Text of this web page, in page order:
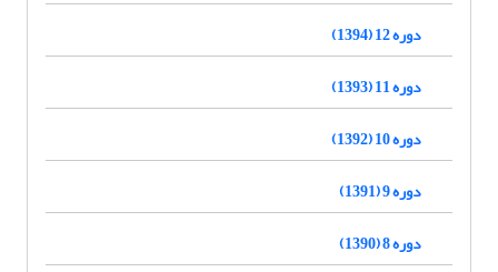
دوره 12 (1394)
دوره 11 (1393)
دوره 10 (1392)
دوره 9 (1391)
دوره 8 (1390)